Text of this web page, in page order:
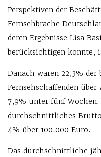
Perspektiven der
Fernsehbrache
deren Ergebnisse Lisa
berücksichtigen konnte,
Danach waren 22,3%
Fernsehschaffenden
7,9% unter fünf
durchschnittliches
4% über 100.000 Euro.
Das durchschnittliche